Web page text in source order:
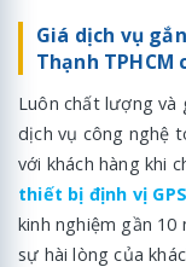
Giá dịch vụ
Thạnh
Luôn chất lượng và
dịch vụ công nghệ
với khách hàng khi
thiết bị định vị
kinh nghiệm gần
sự hài lòng của